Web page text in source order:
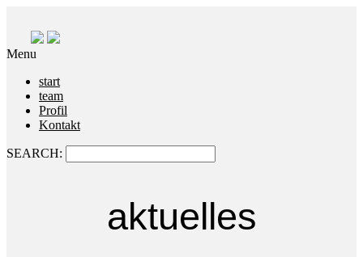
Menu
start
team
Profil
Kontakt
SEARCH:
aktuelles